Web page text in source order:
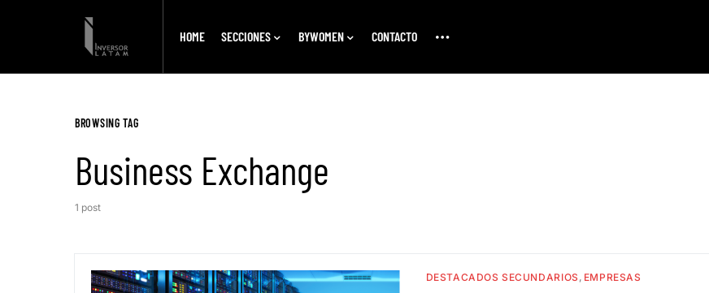
HOME SECCIONES BYWOMEN CONTACTO
BROWSING TAG
Business Exchange
1 post
DESTACADOS SECUNDARIOS EMPRESAS